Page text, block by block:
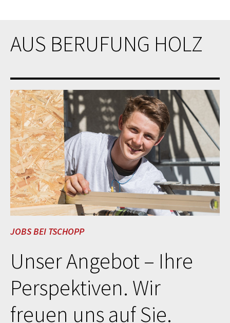
AUS BERUFUNG HOLZ
JOBS BEI TSCHOPP
Unser Angebot – Ihre
Perspektiven. Wir
freuen uns auf Sie.